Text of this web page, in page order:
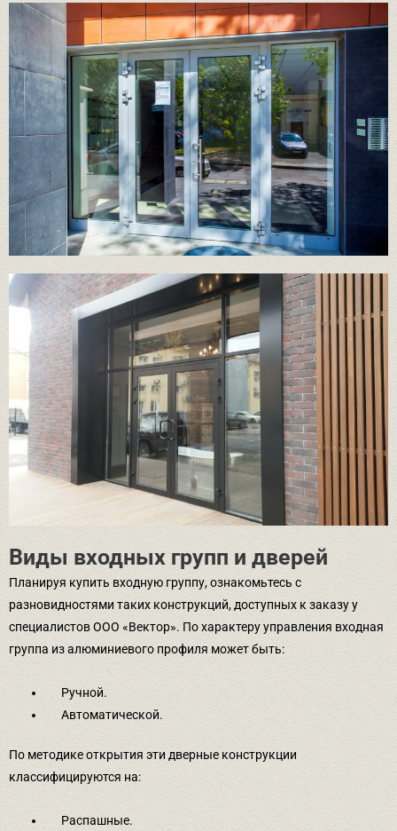
Виды входных групп и дверей
Планируя купить входную группу, ознакомьтесь с
разновидностями таких конструкций, доступных к заказу у
специалистов ООО «Вектор». По характеру управления входная
группа из алюминиевого профиля может быть:
Ручной.
Автоматической.
По методике открытия эти дверные конструкции
классифицируются на:
Распашные.